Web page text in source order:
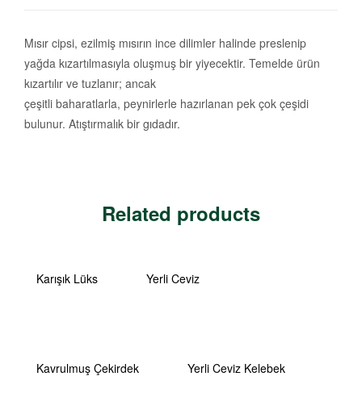
Mısır cipsi, ezilmiş mısırın ince dilimler halinde preslenip
yağda kızartılmasıyla oluşmuş bir yiyecektir. Temelde ürün
kızartılır ve tuzlanır; ancak
çeşitli baharatlarla, peynirlerle hazırlanan pek çok çeşidi
bulunur. Atıştırmalık bir gıdadır.
Related products
Karışık Lüks Yerli Ceviz
Kavrulmuş Çekirdek Yerli Ceviz Kelebek